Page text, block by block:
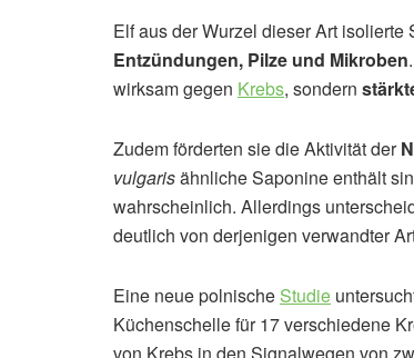
Elf aus der Wurzel dieser Art
Entzündungen, Pilze und Mikroben
wirksam gegen Krebs, sondern
Zudem förderten sie die Aktivität der
vulgarisähnliche Saponine enthält
wahrscheinlich. Allerdings
deutlich von derjenigen verwandter
Eine neue polnische Studie
Küchenschelle für 17 verschiedene
von Krebs in den Signalwegen von